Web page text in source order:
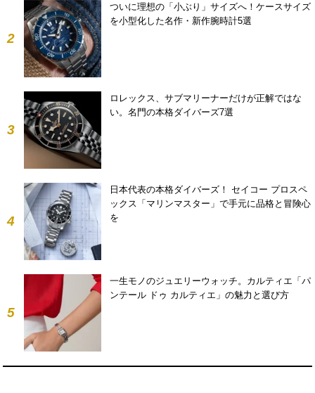
2
ついに理想の「小ぶり」サイズへ！ケースサイズ
を小型化した名作・新作腕時計5選
3
ロレックス、サブマリーナーだけが正解ではな
い。名門の本格ダイバーズ7選
4
日本代表の本格ダイバーズ！ セイコー プロスペ
ックス「マリンマスター」で手元に品格と冒険心
を
5
一生モノのジュエリーウォッチ。カルティエ「パ
ンテール ドゥ カルティエ」の魅力と選び方